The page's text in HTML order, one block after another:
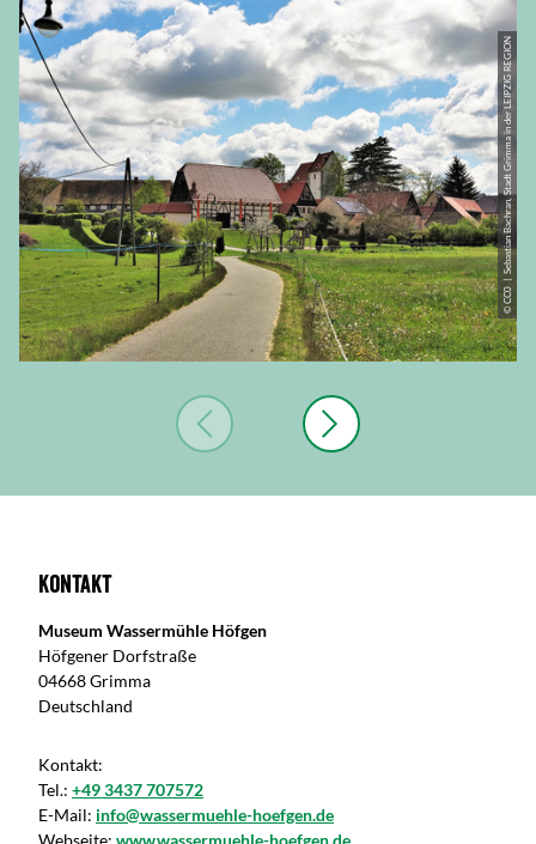
© CC0 | Sebastian Bachran, Stadt Grimma in der LEIPZIG REGION
Kontakt
Museum Wassermühle Höfgen
Höfgener Dorfstraße
04668 Grimma
Deutschland
Kontakt:
Tel.: +49 3437 707572
E-Mail: info@wassermuehle-hoefgen.de